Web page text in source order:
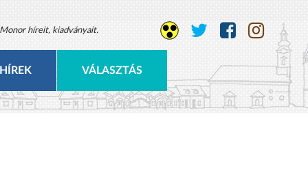
híreit, kiadványait.
HÍREK VÁLASZTÁS